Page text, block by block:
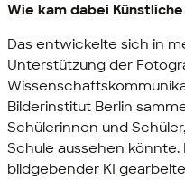
Wie kam dabei
Das entwickelte sich in
Unterstützung der
Bilderinstitut Berlin
Schülerinnen und
Schule aussehen
bildgebender KI